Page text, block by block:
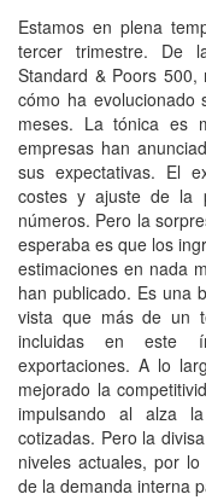
Estamos en plena
tercer trimestre. De
Standard & Poors
cómo ha
meses. La tónica es
empresas han
sus expectativas. El
costes y ajuste de la
números. Pero la
esperaba es que los
estimaciones en nada
han publicado. Es una
vista que más de un
incluidas en este
exportaciones. A lo
mejorado la
impulsando al alza
cotizadas. Pero la
niveles actuales, por
de la demanda interna